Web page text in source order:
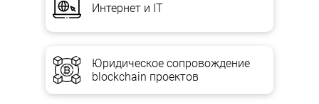
Интернет и IT
Юридическое сопровождение
blockchain проектов